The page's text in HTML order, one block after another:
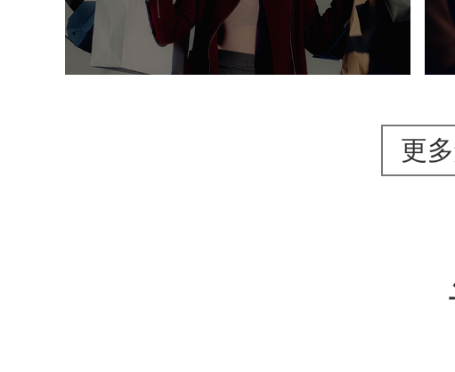
美容美发 电商网站 APP
更